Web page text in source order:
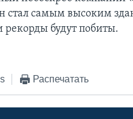
стал самым высоким
будут побиты.
Распечатать